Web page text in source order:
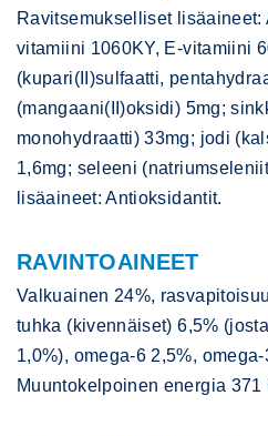
Ravitsemukselliset
vitamiini 1060KY, E-vitamiini
(kupari(II)sulfaatti,
(mangaani(II)oksidi) 5mg;
monohydraatti) 33mg; jodi
1,6mg; seleeni
lisäaineet: Antioksidantit.
RAVINTOAINEET
Valkuainen 24%,
tuhka (kivennäiset) 6,5%
1,0%), omega-6 2,5%,
Muuntokelpoinen energia 371